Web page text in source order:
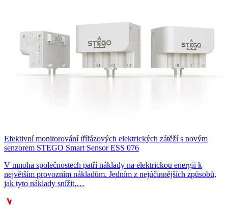
Efektivní monitorování třífázových elektrických zátěží s novým
senzorem STEGO Smart Sensor ESS 076
V mnoha společnostech patří náklady na elektrickou energii k
největším provozním nákladům. Jedním z nejúčinnějších způsobů,
jak tyto náklady snížit,…